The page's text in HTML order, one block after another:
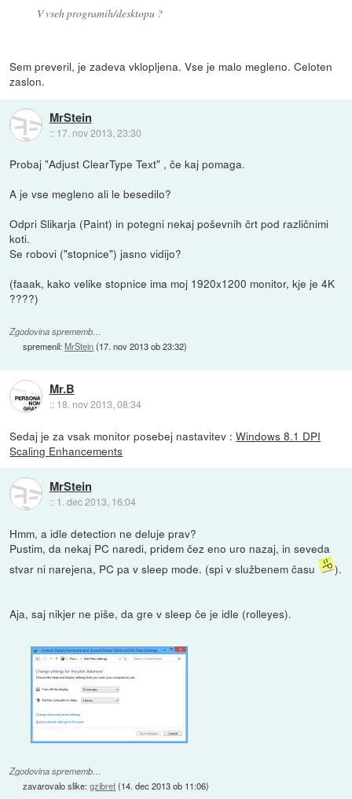
V vseh programih/desktopu ?
Sem preveril, je zadeva vklopljena. Vse je malo megleno. Celoten
zaslon.
MrStein
:: 17. nov 2013, 23:30
Probaj "Adjust ClearType Text" , če kaj pomaga.
A je vse megleno ali le besedilo?
Odpri Slikarja (Paint) in potegni nekaj poševnih črt pod različnimi
koti.
Se robovi ("stopnice") jasno vidijo?
(faaak, kako velike stopnice ima moj 1920x1200 monitor, kje je 4K
????)
Zgodovina sprememb…
spremenil:MrStein(17. nov 2013 ob 23:32)
Mr.B
:: 18. nov 2013, 08:34
Sedaj je za vsak monitor posebej nastavitev :Windows 8.1 DPI
Scaling Enhancements
MrStein
:: 1. dec 2013, 16:04
Hmm, a idle detection ne deluje prav?
Pustim, da nekaj PC naredi, pridem čez eno uro nazaj, in seveda
stvar ni narejena, PC pa v sleep mode. (spi v službenem času
).
Aja, saj nikjer ne piše, da gre v sleep če je idle (rolleyes).
Zgodovina sprememb…
zavarovalo slike:gzibret(14. dec 2013 ob 11:06)